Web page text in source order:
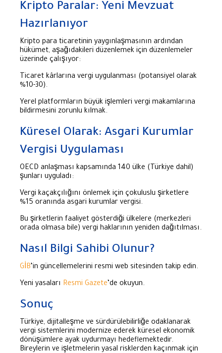
Kripto Paralar: Yeni Mevzuat
Hazırlanıyor
Kripto para ticaretinin yaygınlaşmasının ardından
hükümet, aşağıdakileri düzenlemek için düzenlemeler
üzerinde çalışıyor:
Ticaret kârlarına vergi uygulanması (potansiyel olarak
%10-30).
Yerel platformların büyük işlemleri vergi makamlarına
bildirmesini zorunlu kılmak.
Küresel Olarak: Asgari Kurumlar
Vergisi Uygulaması
OECD anlaşması kapsamında 140 ülke (Türkiye dahil)
şunları uyguladı:
Vergi kaçakçılığını önlemek için çokuluslu şirketlere
%15 oranında asgari kurumlar vergisi.
Bu şirketlerin faaliyet gösterdiği ülkelere (merkezleri
orada olmasa bile) vergi haklarının yeniden dağıtılması.
Nasıl Bilgi Sahibi Olunur?
GİB ‘in güncellemelerini resmi web sitesinden takip edin.
Yeni yasaları Resmi Gazete ‘de okuyun.
Sonuç
Türkiye, dijitalleşme ve sürdürülebilirliğe odaklanarak
vergi sistemlerini modernize ederek küresel ekonomik
dönüşümlere ayak uydurmayı hedeflemektedir.
Bireylerin ve işletmelerin yasal risklerden kaçınmak için